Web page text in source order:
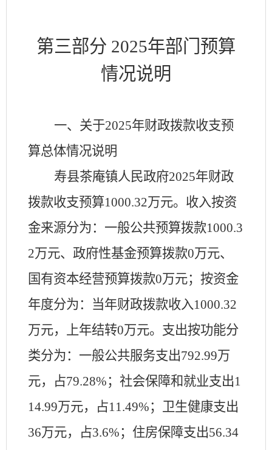
第三部分 2025年部门预算
情况说明
一、关于2025年财政拨款收支预
算总体情况说明
寿县茶庵镇人民政府2025年财政
拨款收支预算1000.32万元。收入按资
金来源分为：一般公共预算拨款1000.3
2万元、政府性基金预算拨款0万元、
国有资本经营预算拨款0万元；按资金
年度分为：当年财政拨款收入1000.32
万元，上年结转0万元。支出按功能分
类分为：一般公共服务支出792.99万
元，占79.28%；社会保障和就业支出1
14.99万元，占11.49%；卫生健康支出
36万元，占3.6%；住房保障支出56.34